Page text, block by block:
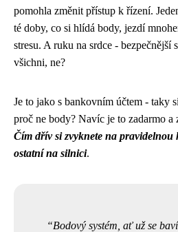
pomohla změnit přístup k řízení.
té doby, co si hlídá body, jezdí
stresu. A ruku na srdce - bezpečnější
všichni, ne?
Je to jako s bankovním účtem - taky
proč ne body? Navíc je to zadarmo a
Čím dřív si zvyknete na
ostatní na silnici.
Bodový systém, ať už se